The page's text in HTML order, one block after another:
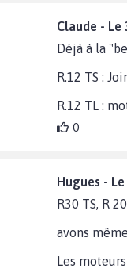
Claude -
Déjà à la
R.12 TS :
R.12 TL :
0
Hugues -
R30 TS, R
avons
Les